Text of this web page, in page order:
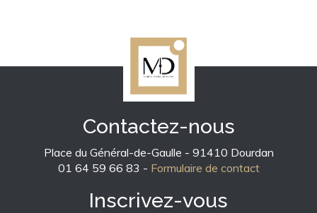
Contactez-nous
Place du Général-de-Gaulle - 91410 Dourdan
01 64 59 66 83 - Formulaire de contact
Inscrivez-vous